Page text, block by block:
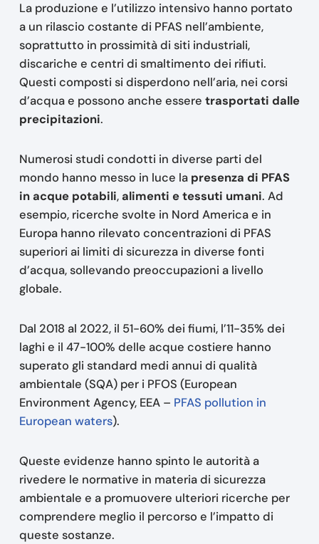
La produzione e l’utilizzo intensivo hanno portato
a un rilascio costante di PFAS nell’ambiente,
soprattutto in prossimità di siti industriali,
discariche e centri di smaltimento dei rifiuti.
Questi composti si disperdono nell’aria, nei corsi
d’acqua e possono anche essere trasportati dalle
precipitazioni.
Numerosi studi condotti in diverse parti del
mondo hanno messo in luce la presenza di PFAS
in acque potabili,alimenti e tessuti umani. Ad
esempio, ricerche svolte in Nord America e in
Europa hanno rilevato concentrazioni di PFAS
superiori ai limiti di sicurezza in diverse fonti
d’acqua, sollevando preoccupazioni a livello
globale.
Dal 2018 al 2022, il 51-60% dei fiumi, l’11-35% dei
laghi e il 47-100% delle acque costiere hanno
superato gli standard medi annui di qualità
ambientale (SQA) per i PFOS (European
Environment Agency, EEA – PFAS pollution in
European waters).
Queste evidenze hanno spinto le autorità a
rivedere le normative in materia di sicurezza
ambientale e a promuovere ulteriori ricerche per
comprendere meglio il percorso e l’impatto di
queste sostanze.